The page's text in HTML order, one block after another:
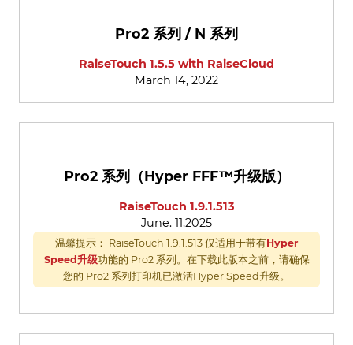
Pro2 系列 / N 系列
RaiseTouch 1.5.5 with RaiseCloud
March 14, 2022
Pro2 系列（Hyper FFF™升级版）
RaiseTouch 1.9.1.513
June. 11,2025
温馨提示： RaiseTouch 1.9.1.513 仅适用于带有Hyper
Speed升级功能的 Pro2 系列。在下载此版本之前，请确保
您的 Pro2 系列打印机已激活Hyper Speed升级。